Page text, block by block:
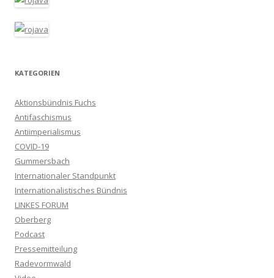
KATEGORIEN
Aktionsbündnis Fuchs
Antifaschismus
Antiimperialismus
COVID-19
Gummersbach
Internationaler Standpunkt
Internationalistisches Bündnis
LINKES FORUM
Oberberg
Podcast
Pressemitteilung
Radevormwald